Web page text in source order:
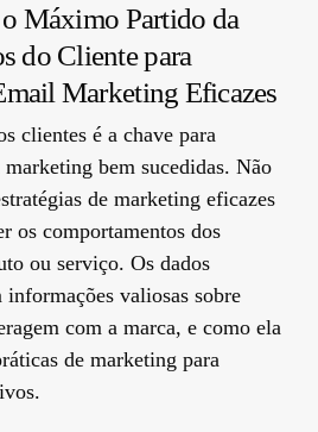
Máximo Partido da
do Cliente para
Marketing Eficazes
clientes é a chave para
bem sucedidas. Não
de marketing eficazes
os comportamentos dos
ou serviço. Os dados
valiosas sobre
com a marca, e como ela
de marketing para